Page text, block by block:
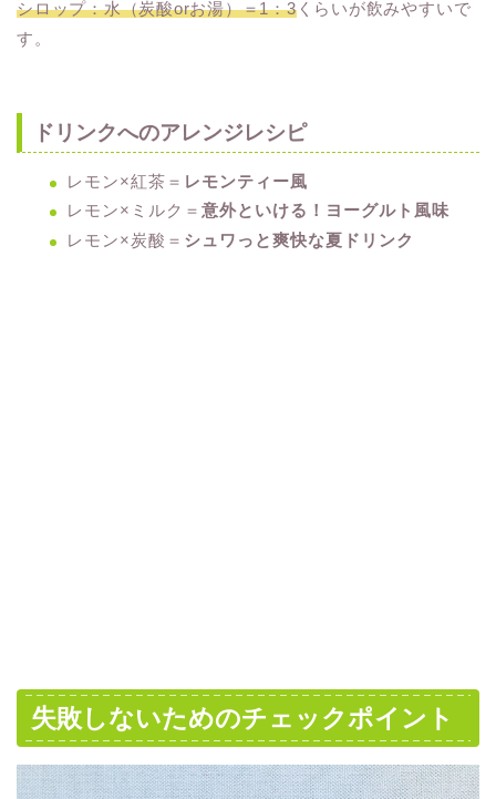
シロップ：水（炭酸orお湯）＝1：3くらいが飲みやすいで
す。
ドリンクへのアレンジレシピ
レモン×紅茶＝ レモンティー風
レモン×ミルク＝ 意外といける！ヨーグルト風味
レモン×炭酸＝ シュワっと爽快な夏ドリンク
失敗しないためのチェックポイント